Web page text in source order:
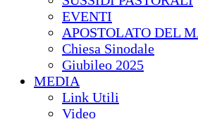
EVENTI
APOSTOLATO DEL
Chiesa Sinodale
Giubileo 2025
MEDIA
Link Utili
Video